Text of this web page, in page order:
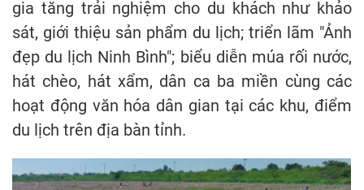
gia tăng trải nghiệm cho du khách như khảo
sát, giới thiệu sản phẩm du lịch; triển lãm "Ảnh
đẹp du lịch Ninh Bình"; biểu diễn múa rối nước,
hát chèo, hát xẩm, dân ca ba miền cùng các
hoạt động văn hóa dân gian tại các khu, điểm
du lịch trên địa bàn tỉnh.